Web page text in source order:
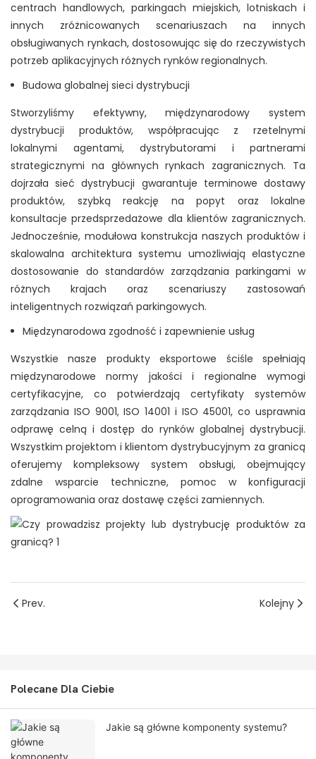
centrach handlowych, parkingach miejskich, lotniskach i
innych zróżnicowanych scenariuszach na innych
obsługiwanych rynkach, dostosowując się do rzeczywistych
potrzeb aplikacyjnych różnych rynków regionalnych.
Budowa globalnej sieci dystrybucji
Stworzyliśmy efektywny, międzynarodowy system
dystrybucji produktów, współpracując z rzetelnymi
lokalnymi agentami, dystrybutorami i partnerami
strategicznymi na głównych rynkach zagranicznych. Ta
dojrzała sieć dystrybucji gwarantuje terminowe dostawy
produktów, szybką reakcję na popyt oraz lokalne
konsultacje przedsprzedażowe dla klientów zagranicznych.
Jednocześnie, modułowa konstrukcja naszych produktów i
skalowalna architektura systemu umożliwiają elastyczne
dostosowanie do standardów zarządzania parkingami w
różnych krajach oraz scenariuszy zastosowań
inteligentnych rozwiązań parkingowych.
Międzynarodowa zgodność i zapewnienie usług
Wszystkie nasze produkty eksportowe ściśle spełniają
międzynarodowe normy jakości i regionalne wymogi
certyfikacyjne, co potwierdzają certyfikaty systemów
zarządzania ISO 9001, ISO 14001 i ISO 45001, co usprawnia
odprawę celną i dostęp do rynków globalnej dystrybucji.
Wszystkim projektom i klientom dystrybucyjnym za granicą
oferujemy kompleksowy system obsługi, obejmujący
zdalne wsparcie techniczne, pomoc w konfiguracji
oprogramowania oraz dostawę części zamiennych.
Prev. Kolejny
Polecane Dla Ciebie
Jakie są główne komponenty systemu?